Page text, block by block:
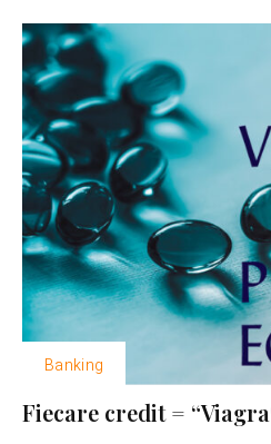
Banking
Fiecare credit =